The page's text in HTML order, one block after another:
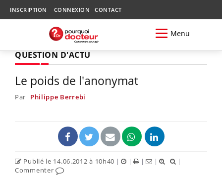
INSCRIPTION CONNEXION CONTACT
Menu
QUESTION D'ACTU
Le poids de l'anonymat
Par Philippe Berrebi
Publié le 14.06.2012 à 10h40 | | | |
|
Commenter